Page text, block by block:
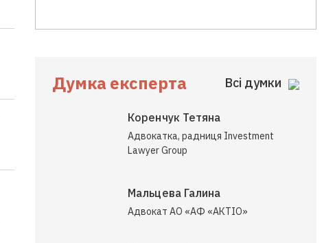
Думка експерта Всі думки
Коренчук Тетяна
Адвокатка, радниця Investment
Lawyer Group
Мальцева Галина
Адвокат АО «АФ «АКТІО»